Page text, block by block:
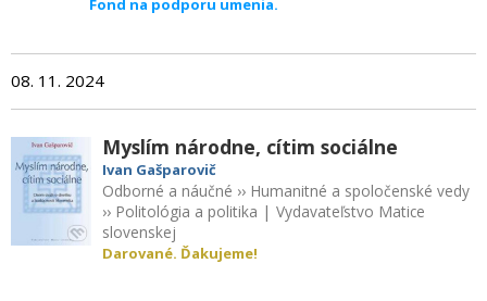
Fond na podporu umenia.
08. 11. 2024
Myslím národne, cítim sociálne
Ivan Gašparovič
Odborné a náučné ›› Humanitné a spoločenské vedy
›› Politológia a politika | Vydavateľstvo Matice
slovenskej
Darované. Ďakujeme!